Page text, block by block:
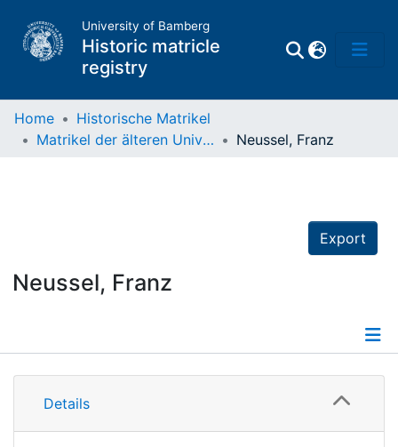
University of Bamberg
Historic matricle
registry
Home
Historische Matrikel
Matrikel der älteren Universität
Neussel, Franz
Export
Neussel, Franz
Details
Details